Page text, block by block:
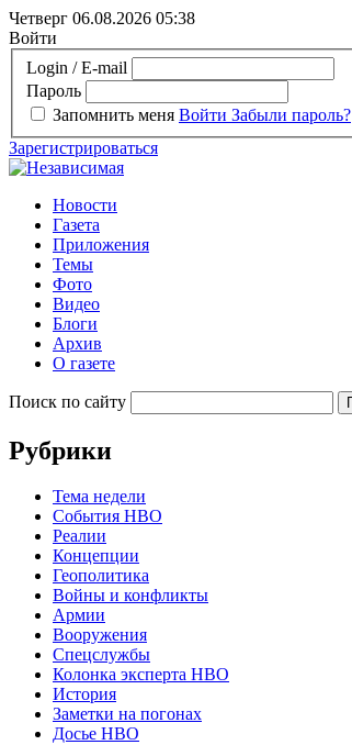
Четверг 06.08.2026 05:38
Войти
Login / E-mail
Пароль
Запомнить меня Войти Забыли пароль?
Зарегистрироваться
Новости
Газета
Приложения
Темы
Фото
Видео
Блоги
Архив
О газете
Поиск по сайту
Рубрики
Тема недели
События НВО
Реалии
Концепции
Геополитика
Войны и конфликты
Армии
Вооружения
Спецслужбы
Колонка эксперта НВО
История
Заметки на погонах
Досье НВО